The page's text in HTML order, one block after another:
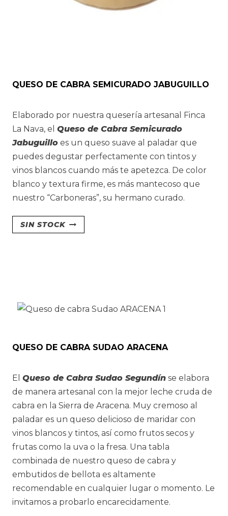
QUESO DE CABRA SEMICURADO JABUGUILLO
Elaborado por nuestra quesería artesanal Finca
La Nava, el Queso de Cabra Semicurado
Jabuguillo es un queso suave al paladar que
puedes degustar perfectamente con tintos y
vinos blancos cuando más te apetezca. De color
blanco y textura firme, es más mantecoso que
nuestro “Carboneras”, su hermano curado.
SIN STOCK
QUESO DE CABRA SUDAO ARACENA
El Queso de Cabra Sudao Segundín se elabora
de manera artesanal con la mejor leche cruda de
cabra en la Sierra de Aracena. Muy cremoso al
paladar es un queso delicioso de maridar con
vinos blancos y tintos, así como frutos secos y
frutas como la uva o la fresa. Una tabla
combinada de nuestro queso de cabra y
embutidos de bellota es altamente
recomendable en cualquier lugar o momento. Le
invitamos a probarlo encarecidamente.